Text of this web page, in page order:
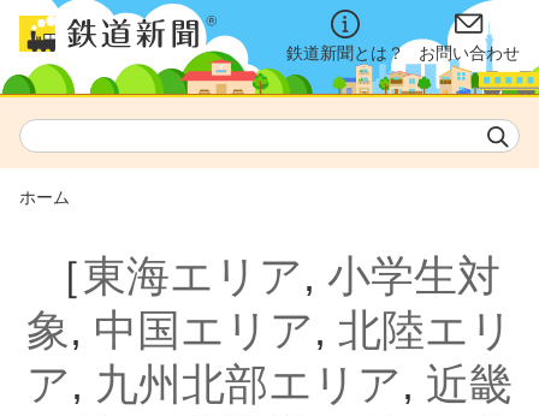
鉄道新聞とは？ お問い合わせ
ホーム
［東海エリア, 小学生対
象, 中国エリア, 北陸エリ
ア, 九州北部エリア, 近畿